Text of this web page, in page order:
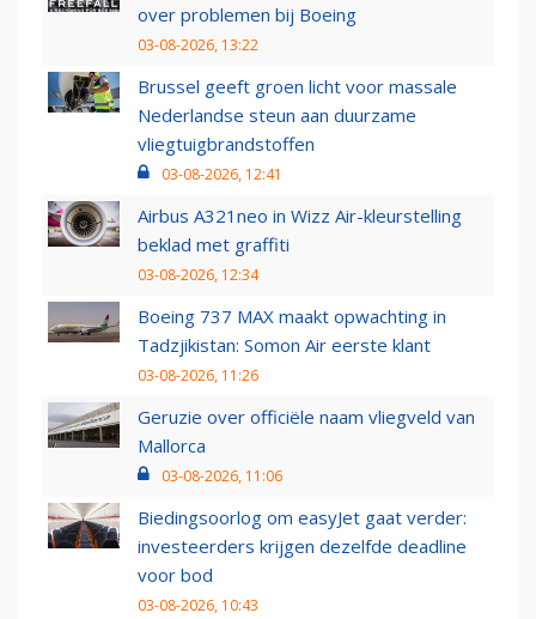
over problemen bij Boeing
03-08-2026, 13:22
Brussel geeft groen licht voor massale
Nederlandse steun aan duurzame
vliegtuigbrandstoffen
03-08-2026, 12:41
Airbus A321neo in Wizz Air-kleurstelling
beklad met graffiti
03-08-2026, 12:34
Boeing 737 MAX maakt opwachting in
Tadzjikistan: Somon Air eerste klant
03-08-2026, 11:26
Geruzie over officiële naam vliegveld van
Mallorca
03-08-2026, 11:06
Biedingsoorlog om easyJet gaat verder:
investeerders krijgen dezelfde deadline
voor bod
03-08-2026, 10:43